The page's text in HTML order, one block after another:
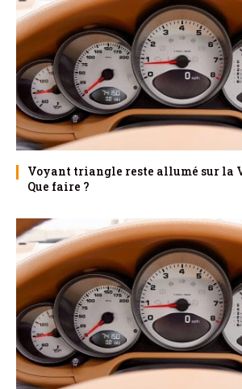
Voyant triangle reste allumé sur la
Que faire ?